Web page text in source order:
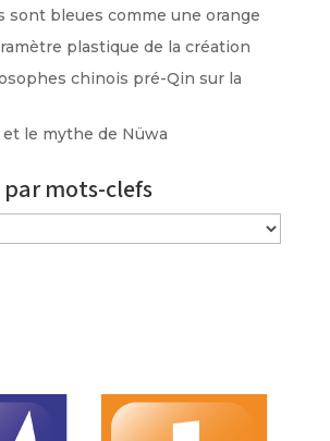
sont bleues comme une orange
plastique de la création
chinois pré-Qin sur la
le mythe de Nüwa
par mots-clefs